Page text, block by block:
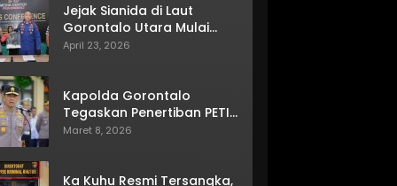
Jejak Sianida di Laut
Gorontalo Utara Mulai
Terkuak
April 23, 2026
Kapolda Gorontalo
Tegaskan Penertiban PETI
Terus Berjalan
Maret 8, 2026
Ka Kuhu Resmi Tersangka,